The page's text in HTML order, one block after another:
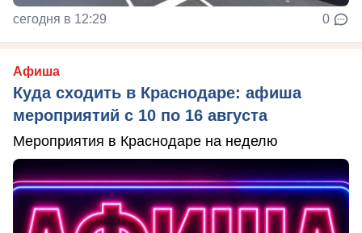
сегодня в 12:29 0
Афиша
Куда сходить в Краснодаре: афиша
мероприятий с 10 по 16 августа
Мероприятия в Краснодаре на неделю